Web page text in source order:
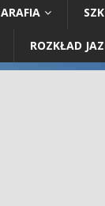
ROZKŁAD